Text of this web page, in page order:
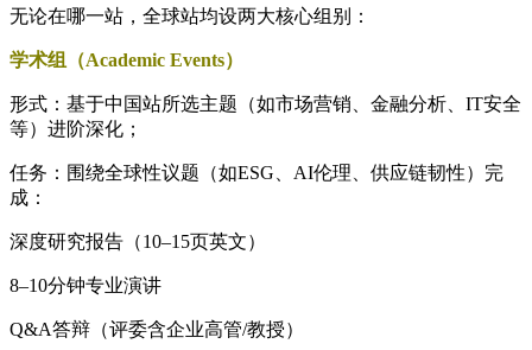
无论在哪一站，全球站均设两大核心组别：
学术组（Academic Events）
形式：基于中国站所选主题（如市场营销、金融分析、IT安全
等）进阶深化；
任务：围绕全球性议题（如ESG、AI伦理、供应链韧性）完
成：
深度研究报告（10–15页英文）
8–10分钟专业演讲
Q&A答辩（评委含企业高管/教授）